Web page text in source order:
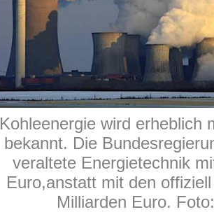
Kohleenergie wird erheblich
bekannt. Die
veraltete Energietechnik
Euro,anstatt mit den
Milliarden Euro.